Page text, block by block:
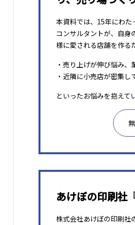
本資料では、15年にわた
コンサルタントが、自身
様に愛される店舗を作る
・売り上げが伸び悩み、
・近隣に小売店が密集
といったお悩みを抱えて
あけぼの印刷社
株式会社あけぼの印刷社